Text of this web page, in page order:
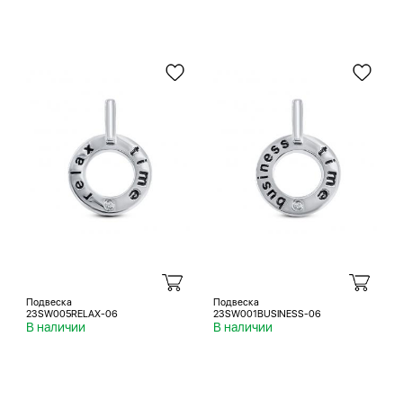
Подвеска
23SW005RELAX-06
В наличии
Подвеска
23SW001BUSINESS-06
В наличии